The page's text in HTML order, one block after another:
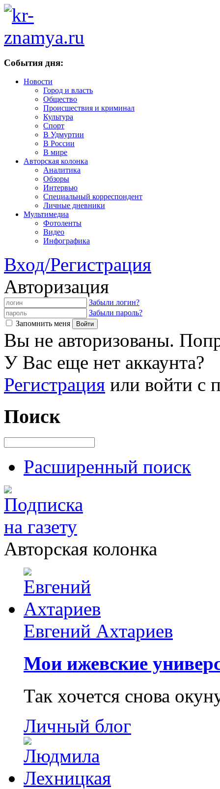
События дня:
Новости
Город и власть
Общество
Происшествия и криминал
Культура
Спорт
В Удмуртии
В России
В мире
Авторская колонка
Аналитика
Обзоры
Интервью
Специальный корреспондент
Личные дневники
Мультимедиа
Фотоленты
Видео
Инфографика
Вход/Регистрация
Авторизация
Забыли логин?
Забыли пароль?
Запомнить меня
Вы не авторизованы.
У Вас еще нет аккаунта?
Регистрация или войти с
Поиск
Расширенный поиск
Авторская колонка
Евгений Ахтариев
Мои ижевские
Так хочется снова
Личный блог